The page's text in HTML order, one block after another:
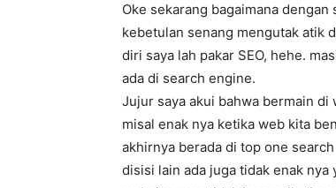
Oke sekarang bagaimana
kebetulan senang mengutak atik
diri saya lah pakar SEO, hehe.
ada di search engine.
Jujur saya akui bahwa bermain di
misal enak nya ketika web kita
akhirnya berada di top one
disisi lain ada juga tidak enak